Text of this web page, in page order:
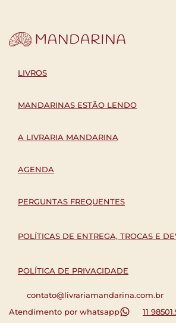
LIVROS
MANDARINAS ESTÃO LENDO
A LIVRARIA MANDARINA
AGENDA
PERGUNTAS FREQUENTES
POLÍTICAS DE ENTREGA, TROCAS E
POLÍTICA DE PRIVACIDADE
contato@livrariamandarina.com.br
Atendimento por whatsapp
11